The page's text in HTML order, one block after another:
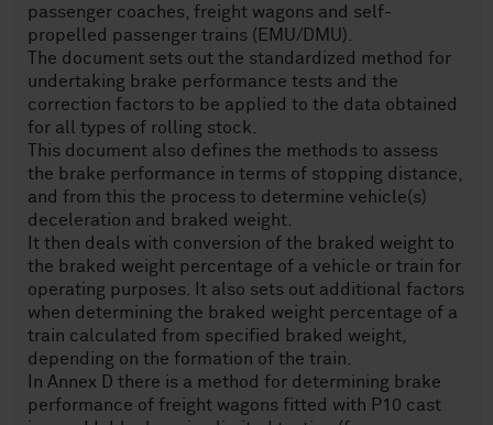
passenger coaches, freight wagons and self-
propelled passenger trains (EMU/DMU).
The document sets out the standardized method for
undertaking brake performance tests and the
correction factors to be applied to the data obtained
for all types of rolling stock.
This document also defines the methods to assess
the brake performance in terms of stopping distance,
and from this the process to determine vehicle(s)
deceleration and braked weight.
It then deals with conversion of the braked weight to
the braked weight percentage of a vehicle or train for
operating purposes. It also sets out additional factors
when determining the braked weight percentage of a
train calculated from specified braked weight,
depending on the formation of the train.
In Annex D there is a method for determining brake
performance of freight wagons fitted with P10 cast